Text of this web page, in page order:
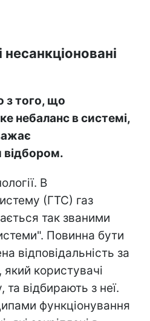
з того, що
небаланс в системі,
відбором.
В
(ГТС) газ
так званими
Повинна бути
відповідальність за
користувачі
відбирають з неї.
функціонування